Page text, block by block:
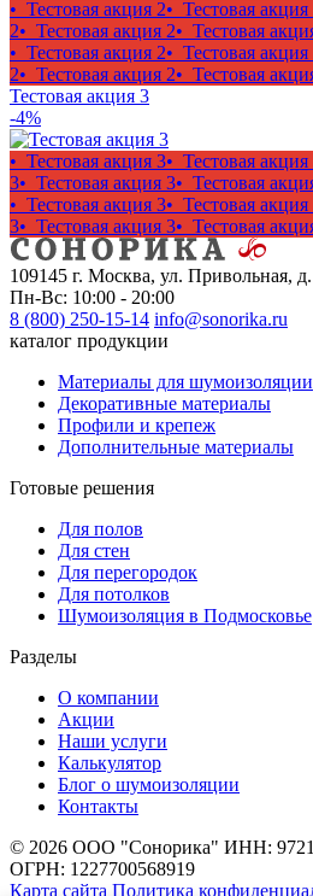
• Тестовая акция 2• Тестовая акция
2• Тестовая акция 2• Тестовая
• Тестовая акция 2• Тестовая акция
2• Тестовая акция 2• Тестовая
Тестовая акция 3
-4%
• Тестовая акция 3• Тестовая акция
3• Тестовая акция 3• Тестовая
• Тестовая акция 3• Тестовая акция
3• Тестовая акция 3• Тестовая
109145 г. Москва, ул. Привольная,
Пн-Вс: 10:00 - 20:00
8 (800) 250-15-14 info@sonorika.ru
каталог продукции
Материалы для шумоизоляции
Декоративные материалы
Профили и крепеж
Дополнительные материалы
Готовые решения
Для полов
Для стен
Для перегородок
Для потолков
Шумоизоляция в Подмосковье
Разделы
О компании
Акции
Наши услуги
Калькулятор
Блог о шумоизоляции
Контакты
© 2026 ООО "Сонорика" ИНН:
ОГРН: 1227700568919
Карта сайта Политика